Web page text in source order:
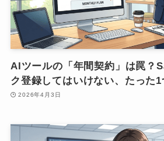
AIツールの「年間契約」は罠？
ク登録してはいけない、たった1
2026年4月3日